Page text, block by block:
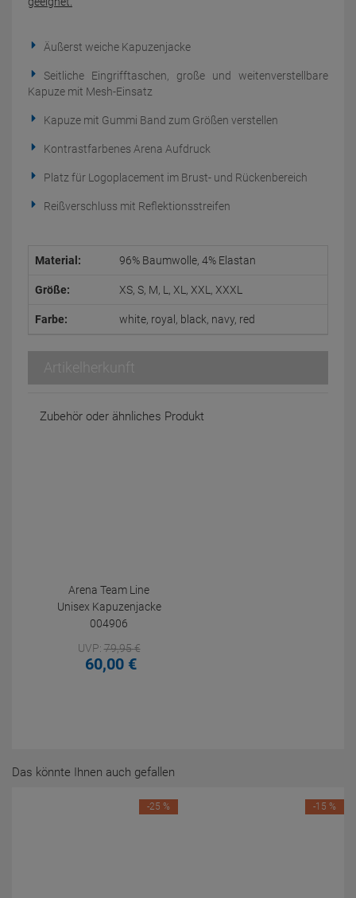
Äußerst weiche Kapuzenjacke
Seitliche Eingrifftaschen, große und weitenverstellbare
Kapuze mit Mesh-Einsatz
Kapuze mit Gummi Band zum Größen verstellen
Kontrastfarbenes Arena Aufdruck
Platz für Logoplacement im Brust- und Rückenbereich
Reißverschluss mit Reflektionsstreifen
Material: 96% Baumwolle, 4% Elastan
Größe: XS, S, M, L, XL, XXL, XXXL
Farbe: white, royal, black, navy, red
Artikelherkunft
Zubehör oder ähnliches Produkt
Arena Team Line
Unisex Kapuzenjacke
004906
UVP:79,95€
60,00 €
Das könnte Ihnen auch gefallen
-25 % -15 %